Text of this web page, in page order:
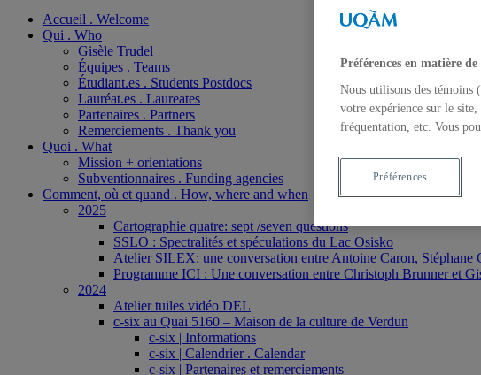
Accueil . Welcome
Qui . Who
Gisèle Trudel
Équipes . Teams
Étudiant.es . Students Postdocs
Lauréat.es . Laureates
Partenaires . Partners
Remerciements . Thank you
Quoi . What
Mission + orientations
Subventionnaires . Funding agencies
Comment, où et quand . How, where and when
2025
Cartographie quatre: sept /seven questions
SSLO : Spectralités et spéculations du Lac Osisko
Atelier SILEX: une conversation entre Antoine Caron, Stéphane
Programme ICI : Une conversation entre Christoph Brunner et
2024
Atelier tuiles vidéo DEL
c-six au Quai 5160 – Maison de la culture de Verdun
c-six | Informations
c-six | Calendrier . Calendar
c-six | Partenaires et remerciements
Préférences en matière
Nous utilisons des témoins
votre expérience sur le site,
fréquentation, etc. Vous
Préférences